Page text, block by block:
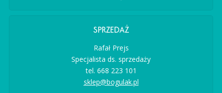
SPRZEDAŻ
Rafał Prejs
Specjalista ds. sprzedaży
tel. 668 223 101
sklep@bogulak.pl